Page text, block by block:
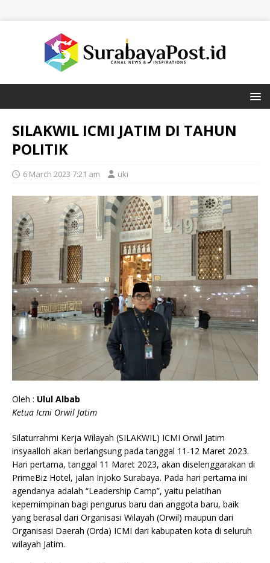
SILAKWIL ICMI JATIM DI TAHUN
POLITIK
6 March 2023 7:21 am uki
Oleh : Ulul Albab
Ketua Icmi Orwil Jatim
Silaturrahmi Kerja Wilayah (SILAKWIL) ICMI Orwil Jatim
insyaalloh akan berlangsung pada tanggal 11-12 Maret 2023.
Hari pertama, tanggal 11 Maret 2023, akan diselenggarakan di
PrimeBiz Hotel, jalan Injoko Surabaya. Pada hari pertama ini
agendanya adalah “Leadership Camp”, yaitu pelatihan
kepemimpinan bagi pengurus baru dan anggota baru, baik
yang berasal dari Organisasi Wilayah (Orwil) maupun dari
Organisasi Daerah (Orda) ICMI dari kabupaten kota di seluruh
wilayah Jatim.